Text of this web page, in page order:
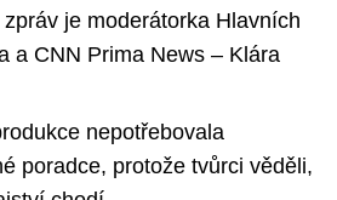
je moderátorka Hlavních
a CNN Prima News – Klára
nepotřebovala
poradce, protože tvůrci věděli,